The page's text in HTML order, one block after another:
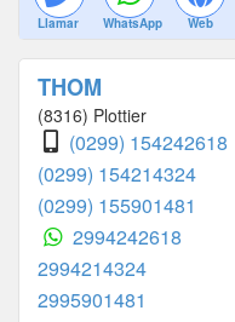
Llamar WhatsApp Web
THOM
(8316) Plottier
(0299) 154242618
(0299) 154214324
(0299) 155901481
2994242618
2994214324
2995901481